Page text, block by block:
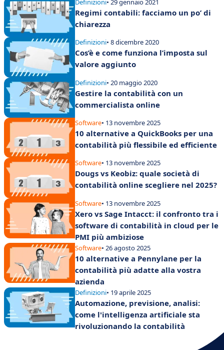
Definizioni• 29 gennaio 2021
Regimi contabili: facciamo un po’ di
chiarezza
Definizioni• 8 dicembre 2020
Cos’è e come funziona l’imposta sul
valore aggiunto
Definizioni• 20 maggio 2020
Gestire la contabilità con un
commercialista online
Software• 13 novembre 2025
10 alternative a QuickBooks per una
contabilità più flessibile ed efficiente
Software• 13 novembre 2025
Dougs vs Keobiz: quale società di
contabilità online scegliere nel 2025?
Software• 13 novembre 2025
Xero vs Sage Intacct: il confronto tra i
software di contabilità in cloud per le
PMI più ambiziose
Software• 26 agosto 2025
10 alternative a Pennylane per la
contabilità più adatte alla vostra
azienda
Definizioni• 19 aprile 2025
Automazione, previsione, analisi:
come l'intelligenza artificiale sta
rivoluzionando la contabilità